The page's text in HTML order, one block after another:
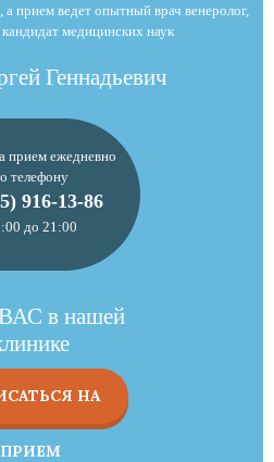
прием ведет опытный врач венеролог,
медицинских наук
Геннадьевич
прием ежедневно
телефону
916-13-86
до 21:00
в нашей
НА
ПРИЕМ